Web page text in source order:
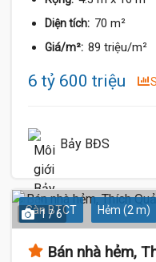
Diện tích: 70 m²
Giá/m²: 89 triệu/m²
6 tỷ 600 triệu
Bảy BĐS
Sàn BTCT Hẻm (2 m)
1 / 6
Bán nhà hẻm,